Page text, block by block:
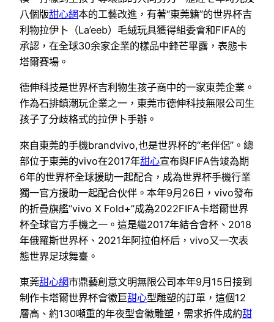
八個版甜心網本的工藝改進，有著“東莞籍”的世界杯吉
利物拉伊卜（La’eeb）毛絨玩具獲得組委會和FIFA的
承認，在全球30余家企業的樣品中鋒芒畢露，表態卡
塔爾賽場。
德伸科技是世界杯吉利物生孩子商中的一家東莞企業。
作為石排鎮潮玩企業之一，東莞市德伸科技無限公司生
孩子了分歧格式的拉伊卜手辦。
來自東莞的手機brandvivo,也是世界杯的“老伴侶”。總
部位于東莞的vivo在2017年甜心宣布與FIFA告竣為期
6年的世界杯全球援助一起配合，成為世界杯手機行業
獨一官方援助一起配合伙伴。本年9月26日，vivo發布
的折疊旗艦“vivo X Fold+”成為2022FIFA卡塔爾世界
杯全球官方手機之一。這是繼2017年結合會杯、2018
年俄羅斯世界杯、2021年阿拉伯杯后，vivo又一次表
態世界足球舞臺。
東莞甜心網市鼎藝創意文明無限公司本年9月15日接到
制作卡塔爾世界杯會徽巨甜心型雕塑的訂單，這個12
層高、約130噸重的年夜型會徽雕塑，需求拆件成約甜